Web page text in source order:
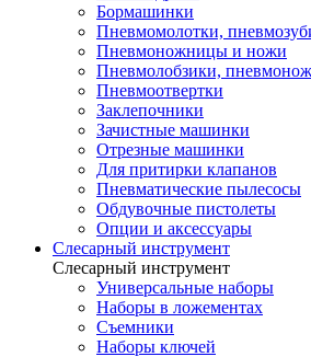
Бормашинки
Пневмомолотки,
Пневмоножницы и ножи
Пневмолобзики,
Пневмоотвертки
Заклепочники
Зачистные машинки
Отрезные машинки
Для притирки клапанов
Пневматические пылесосы
Обдувочные пистолеты
Опции и аксессуары
Слесарный инструмент
Слесарный инструмент
Универсальные наборы
Наборы в ложементах
Съемники
Наборы ключей